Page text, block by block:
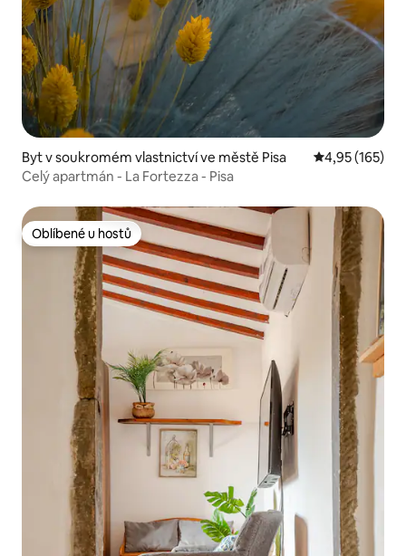
Byt v soukromém vlastnictví ve městě Pisa Průměrné
4,95 (165)
Celý apartmán - La Fortezza - Pisa
Oblíbené u hostů
Oblíbené u hostů